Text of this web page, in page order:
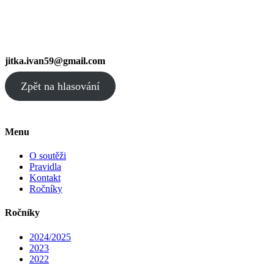
jitka.ivan59@gmail.com
Zpět na hlasování
Menu
O soutěži
Pravidla
Kontakt
Ročníky
Ročníky
2024/2025
2023
2022